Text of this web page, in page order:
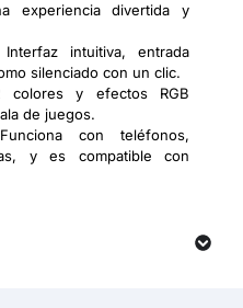
experiencia divertida y
Interfaz intuitiva, entrada
silenciado con un clic.
colores y efectos RGB
de juegos.
con teléfonos,
y es compatible con